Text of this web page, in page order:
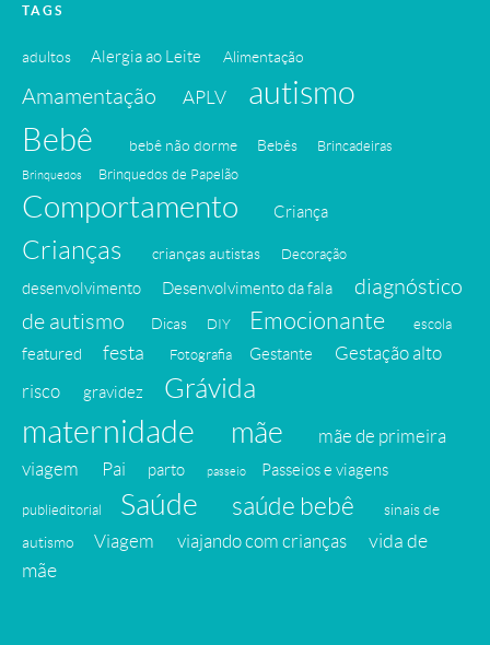
TAGS
adultos Alergia ao Leite Alimentação
Amamentação APLV
autismo
Bebê
bebê não dorme Bebês Brincadeiras
Brinquedos Brinquedos de Papelão
Comportamento Criança
Crianças crianças autistas Decoração
desenvolvimento Desenvolvimento da fala
diagnóstico
de autismo
Dicas DIY Emocionante escola
featured festa Fotografia Gestante
Gestação alto
risco
gravidez Grávida
maternidade mãe
mãe de primeira
viagem
Pai parto passeio Passeios e viagens
publieditorial Saúde saúde bebê
sinais de
autismo
Viagem viajando com crianças
vida de
mãe